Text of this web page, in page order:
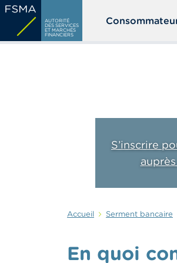
Aller
contenu
AUTORITÉ
DES SERVICES
ET MARCHÉS
FINANCIERS
S’inscrire
Accueil Serment bancaire
En quoi